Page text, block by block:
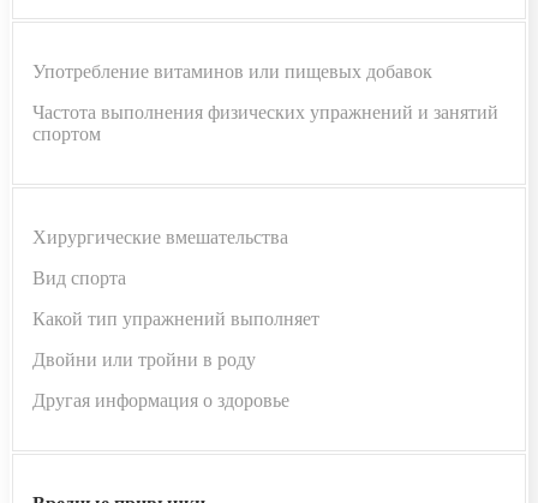
Употребление витаминов или пищевых добавок
Частота выполнения физических упражнений и занятий
спортом
Хирургические вмешательства
Вид спорта
Какой тип упражнений выполняет
Двойни или тройни в роду
Другая информация о здоровье